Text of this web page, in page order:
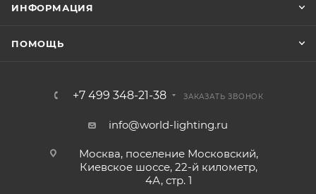
ИНФОРМАЦИЯ
ПОМОЩЬ
+7 499 348-21-38 ЗАКАЗАТЬ ЗВОНОК
info@world-lighting.ru
Москва, поселение Московский,
Киевское шоссе, 22-й километр,
4А, стр. 1